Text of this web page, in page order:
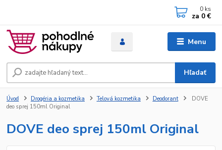
Menu
Hľadať
0 ks
za 0 €
Úvod Drogéria a kozmetika Telová kozmetika Deodorant
DOVE
deo sprej 150ml Original
DOVE deo sprej 150ml Original